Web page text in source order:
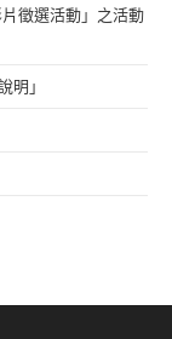
徵選活動」之活動
明」